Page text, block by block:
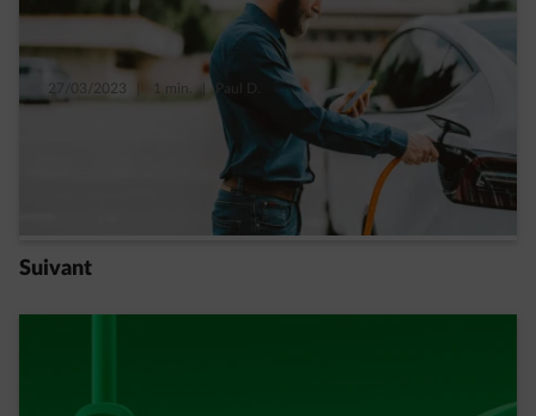
27/03/2023 1 min. Paul D.
Pourquoi la voiture électrique est-elle plus
avantageuse pour les indépendants ?
Suivant